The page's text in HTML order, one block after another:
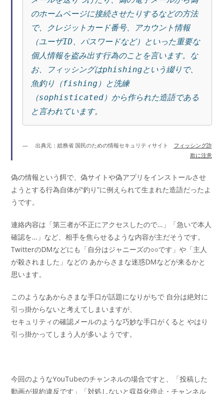
のホームページに接続させたりするなどの方法
で、クレジットカード番号、アカウント情報
（ユーザID、パスワードなど）といった重要な
個人情報を盗み出す行為のことを言います。な
お、フィッシングはphishingという綴りで、
魚釣り（fishing）と洗練
（sophisticated）から作られた造語である
と言われています。
出典元：総務省 国民のための情報セキュリティサイト フィッシング詐
欺に注意
偽の情報という餌で、偽サイトや偽アプリをインストールさせ
ようとする行為自体が“釣り”に例えられて生まれた造語だったよ
うです。
連絡内容は「第三者が不正にアクセスしたので…」「急いで本人
確認を…」など、相手を焦らせるような内容が主だそうです。
TwitterのDMなどにも「自分はジャニーズの○○です」や「主人
が殺されました」などの あからさまな迷惑DMなどが来るかと
思います。
このようなあからさまな手口が話題になりがちで 自分は絶対に
引っ掛からないと考えてしまいますが、
セキュリティの確認メールのような巧妙な手口がくると やはり
引っ掛かってしまう人が多いようです。
今回のようなYouTubeのチャンネルの場合ですと、「投稿した
動画が規約違反です」「対処しないと収益化停止・チャンネル